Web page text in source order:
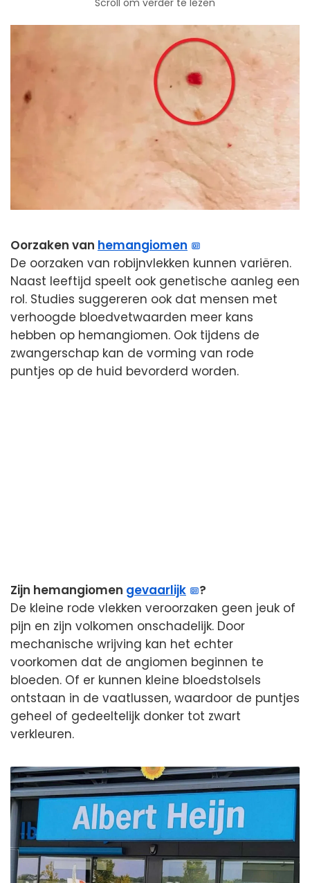
Scroll om verder te lezen
Oorzaken van hemangiomen
De oorzaken van robijnvlekken kunnen variëren.
Naast leeftijd speelt ook genetische aanleg een
rol. Studies suggereren ook dat mensen met
verhoogde bloedvetwaarden meer kans
hebben op hemangiomen. Ook tijdens de
zwangerschap kan de vorming van rode
puntjes op de huid bevorderd worden.
Zijn hemangiomen gevaarlijk
?
De kleine rode vlekken veroorzaken geen jeuk of
pijn en zijn volkomen onschadelijk. Door
mechanische wrijving kan het echter
voorkomen dat de angiomen beginnen te
bloeden. Of er kunnen kleine bloedstolsels
ontstaan in de vaatlussen, waardoor de puntjes
geheel of gedeeltelijk donker tot zwart
verkleuren.